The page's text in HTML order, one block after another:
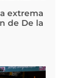
extrema
de De la